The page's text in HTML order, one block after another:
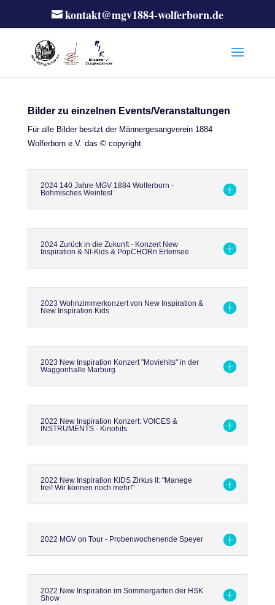
kontakt@mgv1884-wolferborn.de
Bilder zu einzelnen Events/Veranstaltungen
Für alle Bilder besitzt der Männergesangverein 1884
Wolferborn e.V. das © copyright
2024 140 Jahre MGV 1884 Wolferborn -
Böhmisches Weinfest
2024 Zurück in die Zukunft - Konzert New
Inspiration & NI-Kids & PopCHORn Erlensee
2023 Wohnzimmerkonzert von New Inspiration &
New Inspiration Kids
2023 New Inspiration Konzert "Moviehits" in der
Waggonhalle Marburg
2022 New Inspiration Konzert: VOICES &
INSTRUMENTS - Kinohits
2022 New Inspiration KIDS Zirkus II: "Manege
frei! Wir können noch mehr!"
2022 MGV on Tour - Probenwochenende Speyer
2022 New Inspiration im Sommergarten der HSK
Show